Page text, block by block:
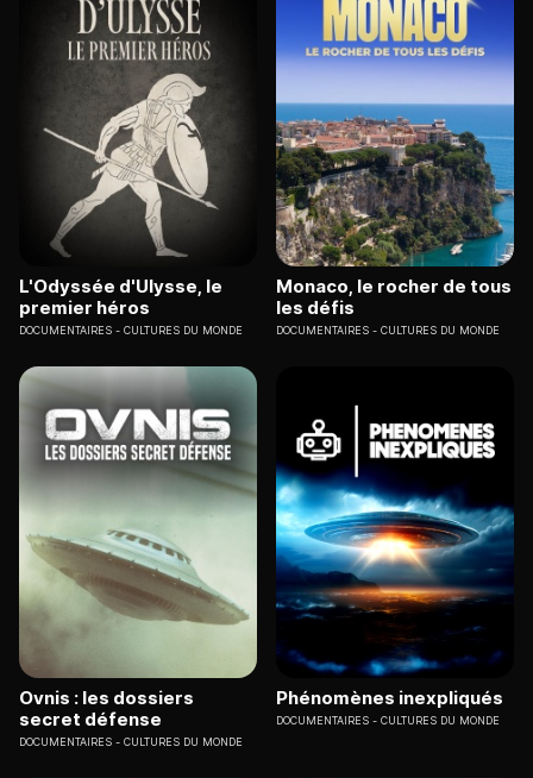
L'Odyssée d'Ulysse, le
premier héros
DOCUMENTAIRES CULTURES DU MONDE
Monaco, le rocher de tous
les défis
DOCUMENTAIRES CULTURES DU MONDE
Ovnis : les dossiers
secret défense
DOCUMENTAIRES CULTURES DU MONDE
Phénomènes inexpliqués
DOCUMENTAIRES CULTURES DU MONDE